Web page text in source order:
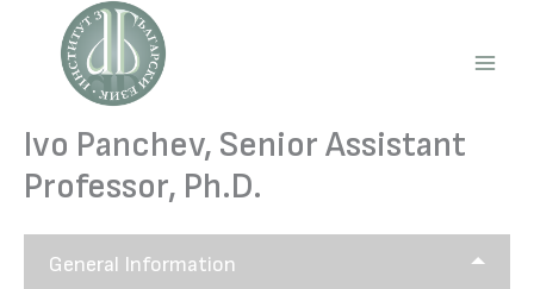
content
Ivo Panchev, Senior Assistant
Professor, Ph.D.
General Information